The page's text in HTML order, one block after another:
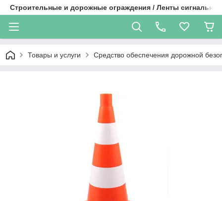
Строительные и дорожные ограждения / Ленты
Товары и услуги Средство обеспечения дорожной